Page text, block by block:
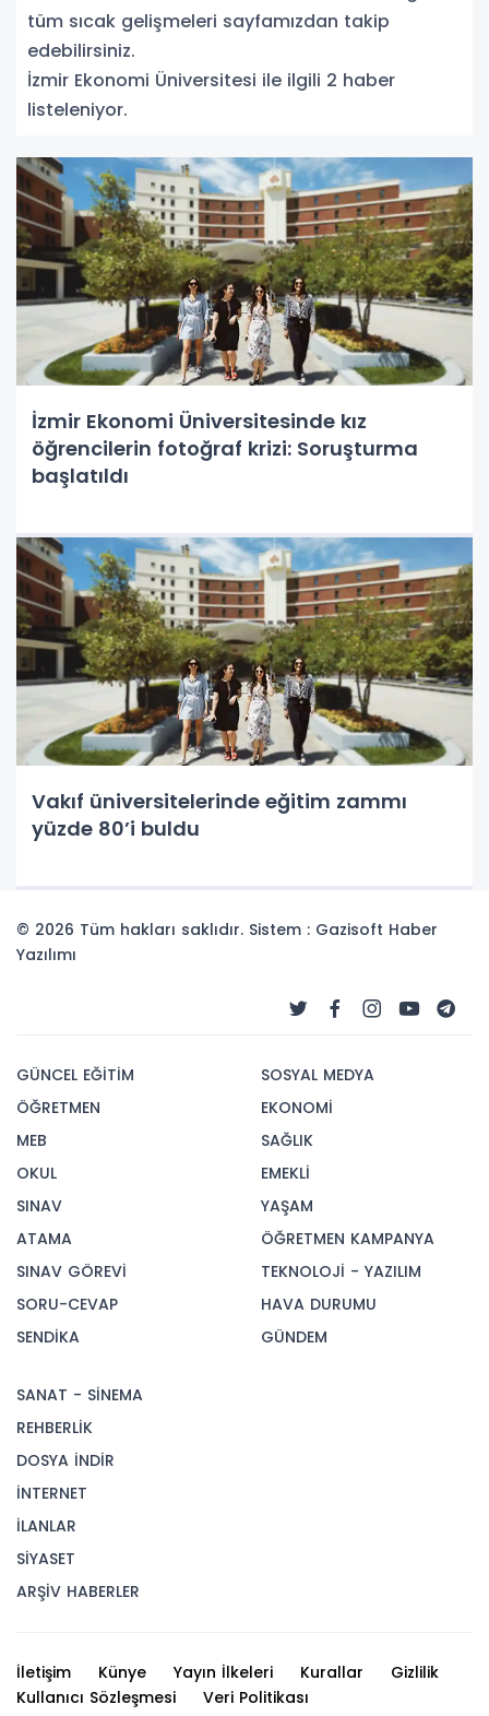
tüm sıcak gelişmeleri sayfamızdan takip
edebilirsiniz.
İzmir Ekonomi Üniversitesi ile ilgili 2 haber
listeleniyor.
İzmir Ekonomi Üniversitesinde kız
öğrencilerin fotoğraf krizi: Soruşturma
başlatıldı
Vakıf üniversitelerinde eğitim zammı
yüzde 80’i buldu
© 2026 Tüm hakları saklıdır. Sistem : Gazisoft Haber
Yazılımı
GÜNCEL EĞİTİM
ÖĞRETMEN
MEB
OKUL
SINAV
ATAMA
SINAV GÖREVİ
SORU-CEVAP
SENDİKA
SOSYAL MEDYA
EKONOMİ
SAĞLIK
EMEKLİ
YAŞAM
ÖĞRETMEN KAMPANYA
TEKNOLOJİ - YAZILIM
HAVA DURUMU
GÜNDEM
SANAT - SİNEMA
REHBERLİK
DOSYA İNDİR
İNTERNET
İLANLAR
SİYASET
ARŞİV HABERLER
İletişim Künye Yayın İlkeleri Kurallar
Gizlilik
Kullanıcı Sözleşmesi
Veri Politikası